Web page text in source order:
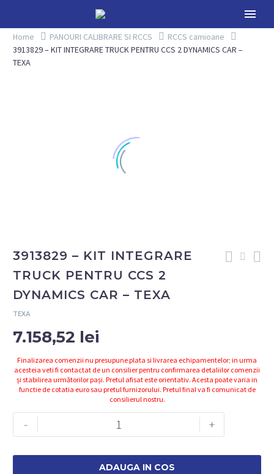
Home PANOURI CALIBRARE SI RCCS
RCCS camioane
3913829 – KIT INTEGRARE TRUCK PENTRU CCS 2 DYNAMICS CAR –
TEXA
3913829 – KIT INTEGRARE
TRUCK PENTRU CCS 2
DYNAMICS CAR – TEXA
TEXA
7.158,52 lei
Finalizarea comenzii nu presupune plata si livrarea echipamentelor; in urma
acesteia veti fi contactat de un consilier pentru confirmarea detaliilor comenzii
și stabilirea următorilor pași. Pretul afisat este orientativ. Acesta poate varia in
functie de cotatia euro sau pretul furnizorului. Pretul final va fi comunicat de
consilierul nostru.
-
Cantitate
3913829
+
ADAUGA IN COS